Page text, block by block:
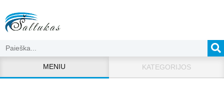
MENIU KATEGORIJOS